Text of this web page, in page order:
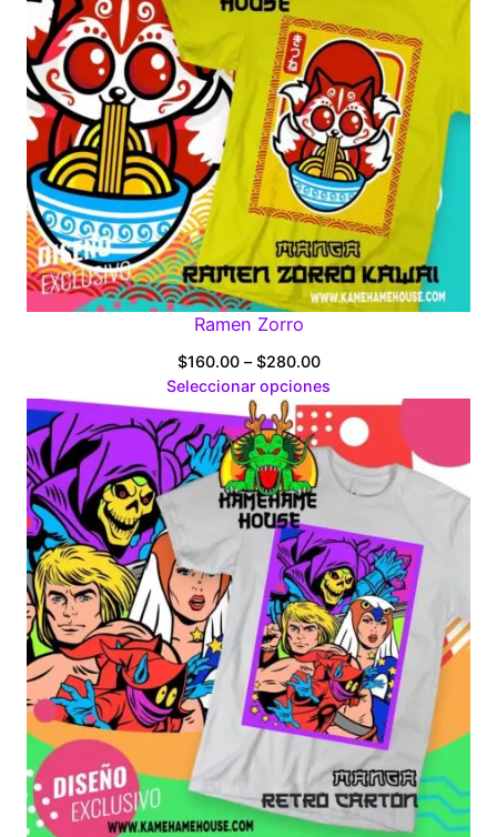
Ramen Zorro
$160.00 – $280.00Price
range:
$160.00
through
$280.00
Seleccionar opciones